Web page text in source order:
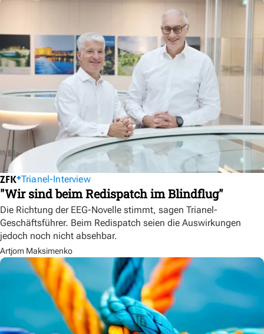
Trianel-Interview
"Wir sind beim Redispatch im Blindflug"
Die Richtung der EEG-Novelle stimmt, sagen Trianel-
Geschäftsführer. Beim Redispatch seien die Auswirkungen
jedoch noch nicht absehbar.
Artjom Maksimenko